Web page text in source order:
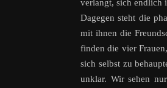
verlangt, sich endlich
Dagegen steht die
mit ihnen die
finden die vier
sich selbst zu
unklar. Wir sehen